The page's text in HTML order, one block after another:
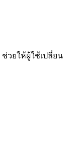
ช่วยให้ผู้ใช้เปลี่ยน